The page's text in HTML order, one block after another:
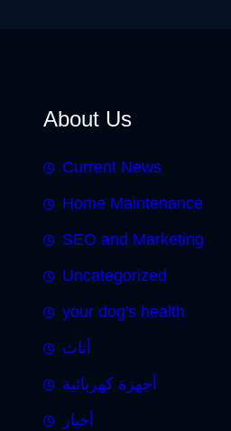
About Us
Current News
Home Maintenance
SEO and Marketing
Uncategorized
your dog's health
أثاث
أجهزة كهربائية
أخبار